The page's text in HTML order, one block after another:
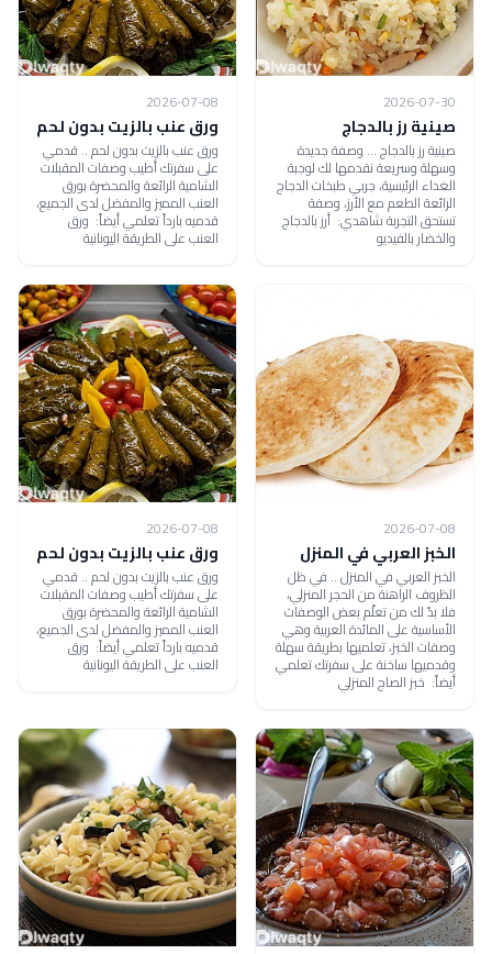
2026-07-30
صينية رز بالدجاج
صينية رز بالدجاج ... وصفة جديدة
وسهلة وسريعة نقدمها لك لوجبة
الغداء الرئيسية، جربي طبخات الدجاج
الرائعة الطعم مع الأرز، وصفة
تستحق التجربة شاهدي: أرز بالدجاج
والخضار بالفيديو
2026-07-08
ورق عنب بالزيت بدون لحم
ورق عنب بالزيت بدون لحم .. قدمي
على سفرتك أطيب وصفات المقبلات
الشامية الرائعة والمحضرة بورق
العنب المميز والمفضل لدى الجميع،
قدميه بارداً تعلمي أيضاً: ورق
العنب على الطريقة اليونانية
2026-07-08
الخبز العربي في المنزل
الخبز العربي في المنزل .. في ظل
الظروف الراهنة من الحجر المنزلي،
فلا بدّ لك من تعلّم بعض الوصفات
الأساسية على المائدة العربية وهي
وصفات الخبز، تعلميها بطريقة سهلة
وقدميها ساخنة على سفرتك تعلمي
أيضاً: خبز الصاج المنزلي
2026-07-08
ورق عنب بالزيت بدون لحم
ورق عنب بالزيت بدون لحم .. قدمي
على سفرتك أطيب وصفات المقبلات
الشامية الرائعة والمحضرة بورق
العنب المميز والمفضل لدى الجميع،
قدميه بارداً تعلمي أيضاً: ورق
العنب على الطريقة اليونانية